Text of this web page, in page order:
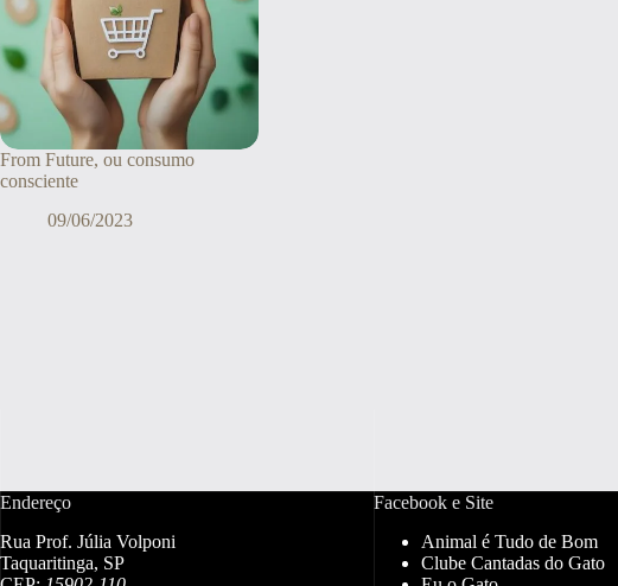
From Future, ou consumo
consciente
09/06/2023
Endereço
Rua Prof. Júlia Volponi
Taquaritinga, SP
Facebook e Site
Animal é Tudo de Bom
Clube Cantadas do Gato